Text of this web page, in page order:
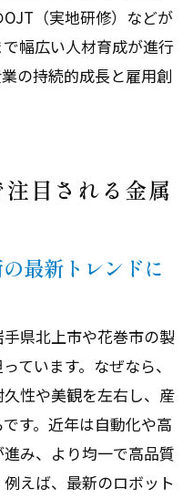
（実地研修）などが
幅広い人材育成が進行
の持続的成長と雇用創
目される金属
最新トレンドに
県北上市や花巻市の製
ています。なぜなら、
性や美観を左右し、産
す。近年は自動化や高
み、より均一で高品質
えば、最新のロボット